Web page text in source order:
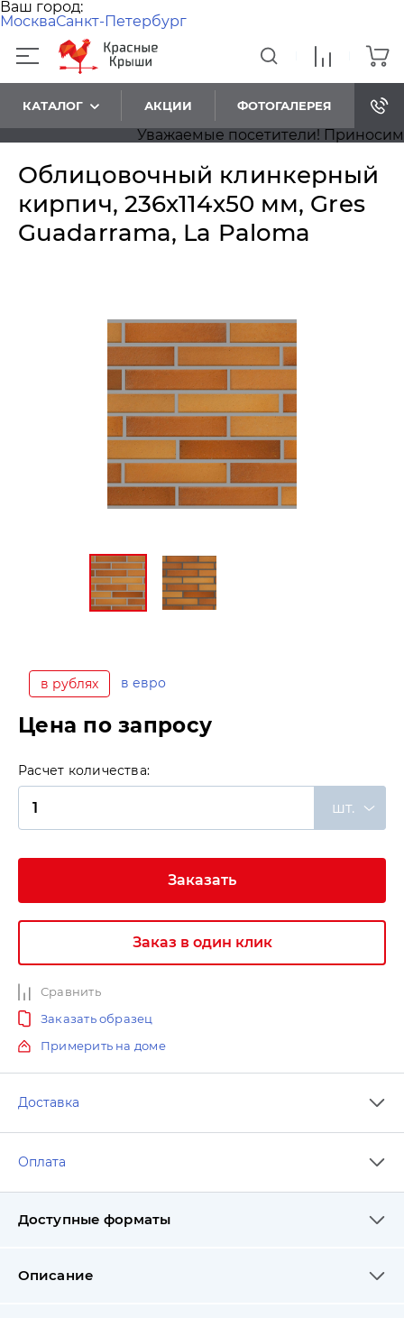
Ваш город:
МоскваСанкт-Петербург
КАТАЛОГ АКЦИИ ФОТОГАЛЕРЕЯ
Уважаемые посетители! Приносим
Облицовочный клинкерный
кирпич, 236х114х50 мм, Gres
Guadarrama, La Paloma
в рублях в евро
Цена по запросу
Расчет количества:
шт.
Заказать
Заказ в один клик
Сравнить
Заказать образец
Примерить на доме
Доставка
Оплата
Доступные форматы
Описание